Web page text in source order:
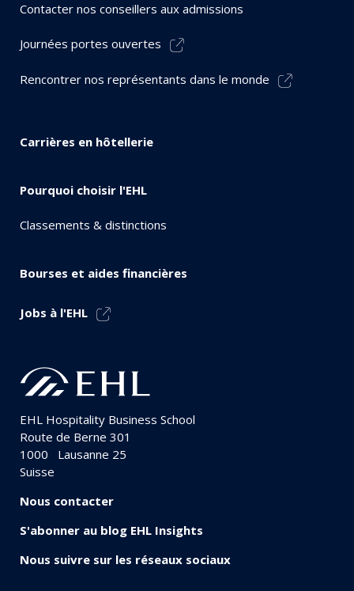
Contacter nos conseillers aux admissions
Journées portes ouvertes
Rencontrer nos représentants dans le monde
Carrières en hôtellerie
Pourquoi choisir l'EHL
Classements & distinctions
Bourses et aides financières
Jobs à l'EHL
EHL Hospitality Business School
Route de Berne 301
1000
Lausanne 25
Suisse
Nous contacter
S'abonner au blog EHL Insights
Nous suivre sur les réseaux sociaux